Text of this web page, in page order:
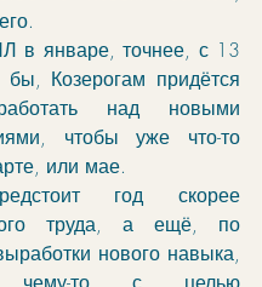
в январе, точнее, с 13
бы, Козерогам придётся
над новыми
чтобы уже что-то
или мае.
год скорее
труда, а ещё, по
нового навыка,